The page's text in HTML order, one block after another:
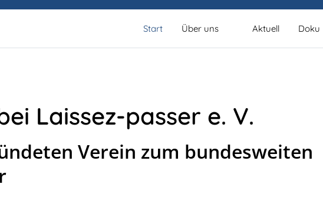
Start Über uns Aktuell Doku
Laissez-passer e. V.
Verein zum bundesweiten